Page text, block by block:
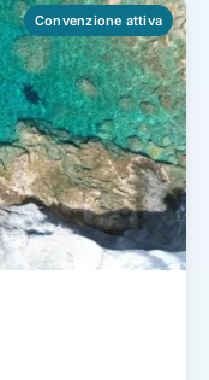
Convenzione attiva